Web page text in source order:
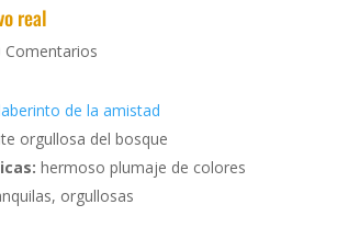
real
Comentarios
de la amistad
orgullosa del bosque
hermoso plumaje de colores
orgullosas